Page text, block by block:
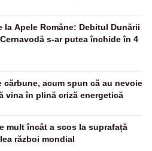
la Apele Române: Debitul Dunării
s-ar putea închide în 4
acum spun că au nevoie
vina în plină criză energetică
mult încât a scos la suprafață
război mondial